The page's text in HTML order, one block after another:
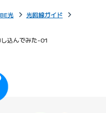
光
光回線ガイド
込んでみた-01